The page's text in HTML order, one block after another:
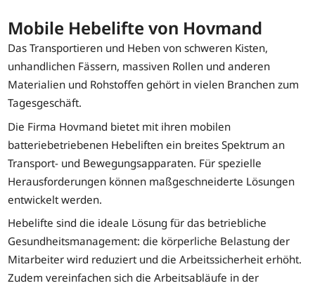
Mobile Hebelifte von Hovmand
Das Transportieren und Heben von schweren Kisten,
unhandlichen Fässern, massiven Rollen und anderen
Materialien und Rohstoffen gehört in vielen Branchen zum
Tagesgeschäft.
Die Firma Hovmand bietet mit ihren mobilen
batteriebetriebenen Hebeliften ein breites Spektrum an
Transport- und Bewegungsapparaten. Für spezielle
Herausforderungen können maßgeschneiderte Lösungen
entwickelt werden.
Hebelifte sind die ideale Lösung für das betriebliche
Gesundheitsmanagement: die körperliche Belastung der
Mitarbeiter wird reduziert und die Arbeitssicherheit erhöht.
Zudem vereinfachen sich die Arbeitsabläufe in der